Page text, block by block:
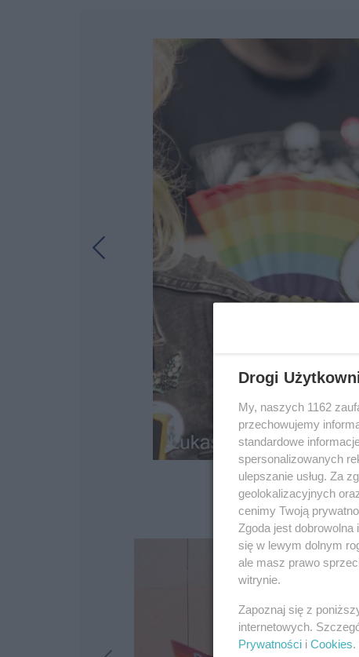
Drogi
My, naszych 1162
przechowujemy
standardowe
spersonalizowanych
ulepszanie usług. Za
geolokalizacyjnych
cenimy Twoją
Zgoda jest
się w lewym dolnym
ale masz prawo
witrynie.
Zapoznaj się z
internetowych.
Prywatności i Cookies.